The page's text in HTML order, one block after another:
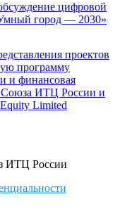
цифровой
город — 2030»
проектов
программу
и финансовая
Союза ИТЦ России и
Limited
ИТЦ России